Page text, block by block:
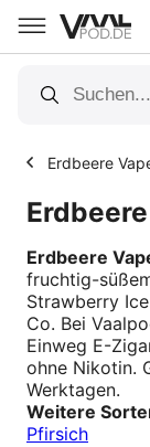
Erdbeere
Erdbeere
fruchtig-
Strawberry
Co. Bei
Einweg E-
ohne Nikotin.
Werktagen.
Weitere
Pfirsich